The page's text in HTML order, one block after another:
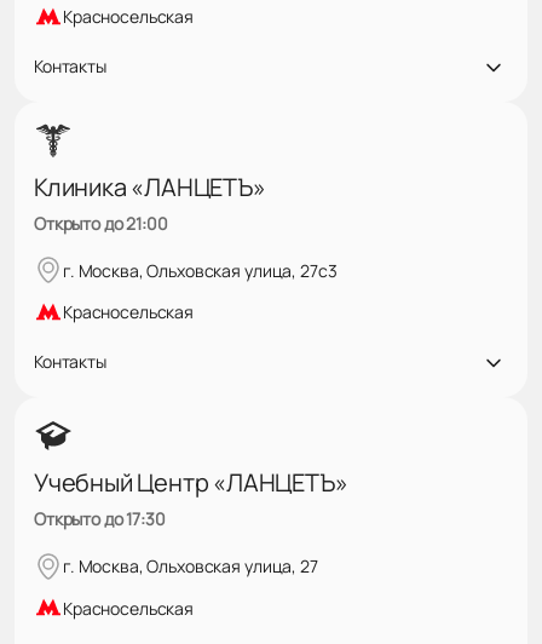
Красносельская
Контакты
Клиника «ЛАНЦЕТЪ»
Открыто до 21:00
г. Москва, Ольховская улица, 27с3
Красносельская
Контакты
Учебный Центр «ЛАНЦЕТЪ»
Открыто до 17:30
г. Москва, Ольховская улица, 27
Красносельская